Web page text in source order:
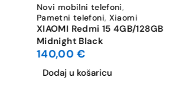
Novi mobilni telefoni,
Pametni telefoni, Xiaomi
XIAOMI Redmi 15 4GB/128GB
Midnight Black
140,00 €
Dodaj u košaricu